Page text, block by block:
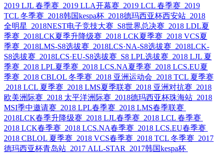
2019 LJL 春季赛 2019 LLA开幕赛 2019 LCL 春季赛 2019
TCL 冬季赛 2018韩国kespa杯 2018德玛西亚杯西安站 2018
全明星
2018NEST电子竞技大赛 S8世界总决赛 2018 LDL夏
季赛 2018LCK夏季升降级赛 2018 LCK夏季赛 2018 VCS夏
季赛 2018LMS-S8选拔赛 2018LCS·NA-S8选拔赛 2018LCK-
S8选拔赛 2018LCS·EU-S8选拔赛 S8 LPL选拔赛 2018 LJL 夏
季赛 2018 LPL夏季赛 2018 LCS.NA夏季赛 2018 LCS.EU夏
季赛 2018 CBLOL 冬季赛 2018 亚洲运动会 2018 TCL 夏季赛
2018 LCL 夏季赛 2018 LMS夏季联赛 2018 亚洲对抗赛 2018
欧美洲际赛 2018 太平洋洲际赛 2018德玛西亚杯珠海站 2018
MSI季中邀请赛 2018 LPL春季赛 2018 LMS春季联赛
2018LCK春季升降级赛 2018 LJL春季赛 2018 LCL 春季赛
2018 LCK春季赛 2018 LCS.NA春季赛 2018 LCS.EU春季赛
2018 CBLOL 夏季赛 2018 VCS春季赛 2018 TCL 冬季赛 2017
德玛西亚杯青岛站 2017 ALL-STAR
2017韩国kespa杯